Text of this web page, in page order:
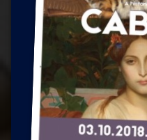
Miroslav Šantek